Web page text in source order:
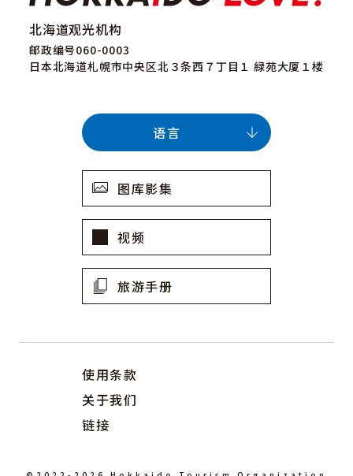
北海道观光机构
邮政编号060-0003
日本北海道札幌市中央区北３条西７丁目１ 緑苑大厦１楼
图库影集
视频
旅游手册
使用条款
关于我们
链接
语言